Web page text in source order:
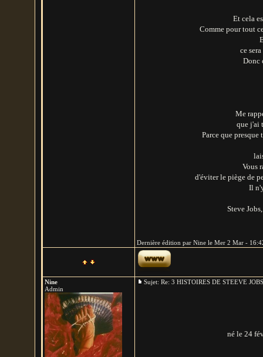
Et cela
Comme pour tout
ce
Donc
Me
que j'ai
Parce que presque
Vous
d'éviter le piège de
Il
Steve
Dernière édition par Nine le Mer 2 Mar -
Nine
Admin
Sujet: Re: 3 HISTOIRES DE STEEVE
né le 24